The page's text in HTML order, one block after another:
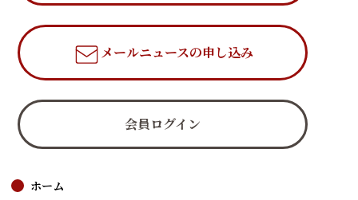
メールニュースの申し込み
会員ログイン
ホーム